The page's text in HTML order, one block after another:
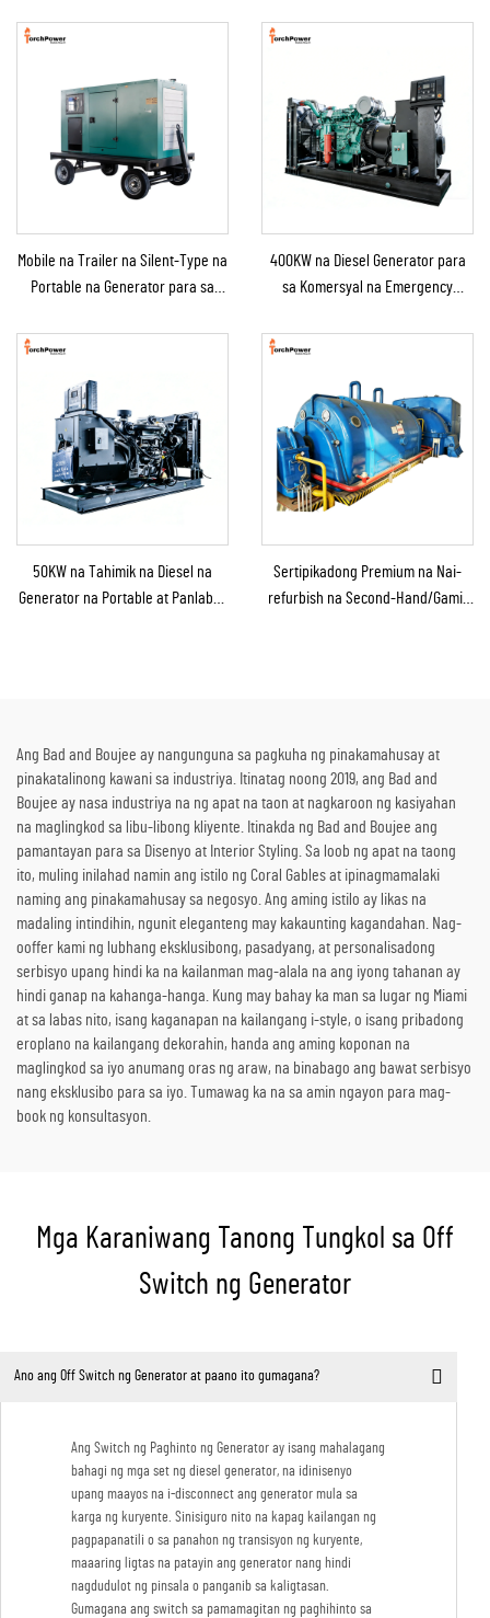
Mobile na Trailer na Silent-Type na
Portable na Generator para sa
400KW na Diesel Generator para
sa Komersyal na Emergency
Suplay ng Kuryente
50KW na Tahimik na Diesel na
Generator na Portable at Panlabas
Sertipikadong Premium na Nai-
refurbish na Second-Hand/Gamit
Ang Bad and Boujee ay nangunguna sa pagkuha ng pinakamahusay at
pinakatalinong kawani sa industriya. Itinatag noong 2019, ang Bad and
Boujee ay nasa industriya na ng apat na taon at nagkaroon ng kasiyahan
na maglingkod sa libu-libong kliyente. Itinakda ng Bad and Boujee ang
pamantayan para sa Disenyo at Interior Styling. Sa loob ng apat na taong
ito, muling inilahad namin ang istilo ng Coral Gables at ipinagmamalaki
naming ang pinakamahusay sa negosyo. Ang aming istilo ay likas na
madaling intindihin, ngunit eleganteng may kakaunting kagandahan. Nag-
ooffer kami ng lubhang eksklusibong, pasadyang, at personalisadong
serbisyo upang hindi ka na kailanman mag-alala na ang iyong tahanan ay
hindi ganap na kahanga-hanga. Kung may bahay ka man sa lugar ng Miami
at sa labas nito, isang kaganapan na kailangang i-style, o isang pribadong
eroplano na kailangang dekorahin, handa ang aming koponan na
maglingkod sa iyo anumang oras ng araw, na binabago ang bawat serbisyo
nang eksklusibo para sa iyo. Tumawag ka na sa amin ngayon para mag-
book ng konsultasyon.
Mga Karaniwang Tanong Tungkol sa Off
Switch ng Generator
Ano ang Off Switch ng Generator at paano ito gumagana?
Ang Switch ng Paghinto ng Generator ay isang mahalagang
bahagi ng mga set ng diesel generator, na idinisenyo
upang maayos na i-disconnect ang generator mula sa
karga ng kuryente. Sinisiguro nito na kapag kailangan ng
pagpapanatili o sa panahon ng transisyon ng kuryente,
maaaring ligtas na patayin ang generator nang hindi
nagdudulot ng pinsala o panganib sa kaligtasan.
Gumagana ang switch sa pamamagitan ng paghihinto sa